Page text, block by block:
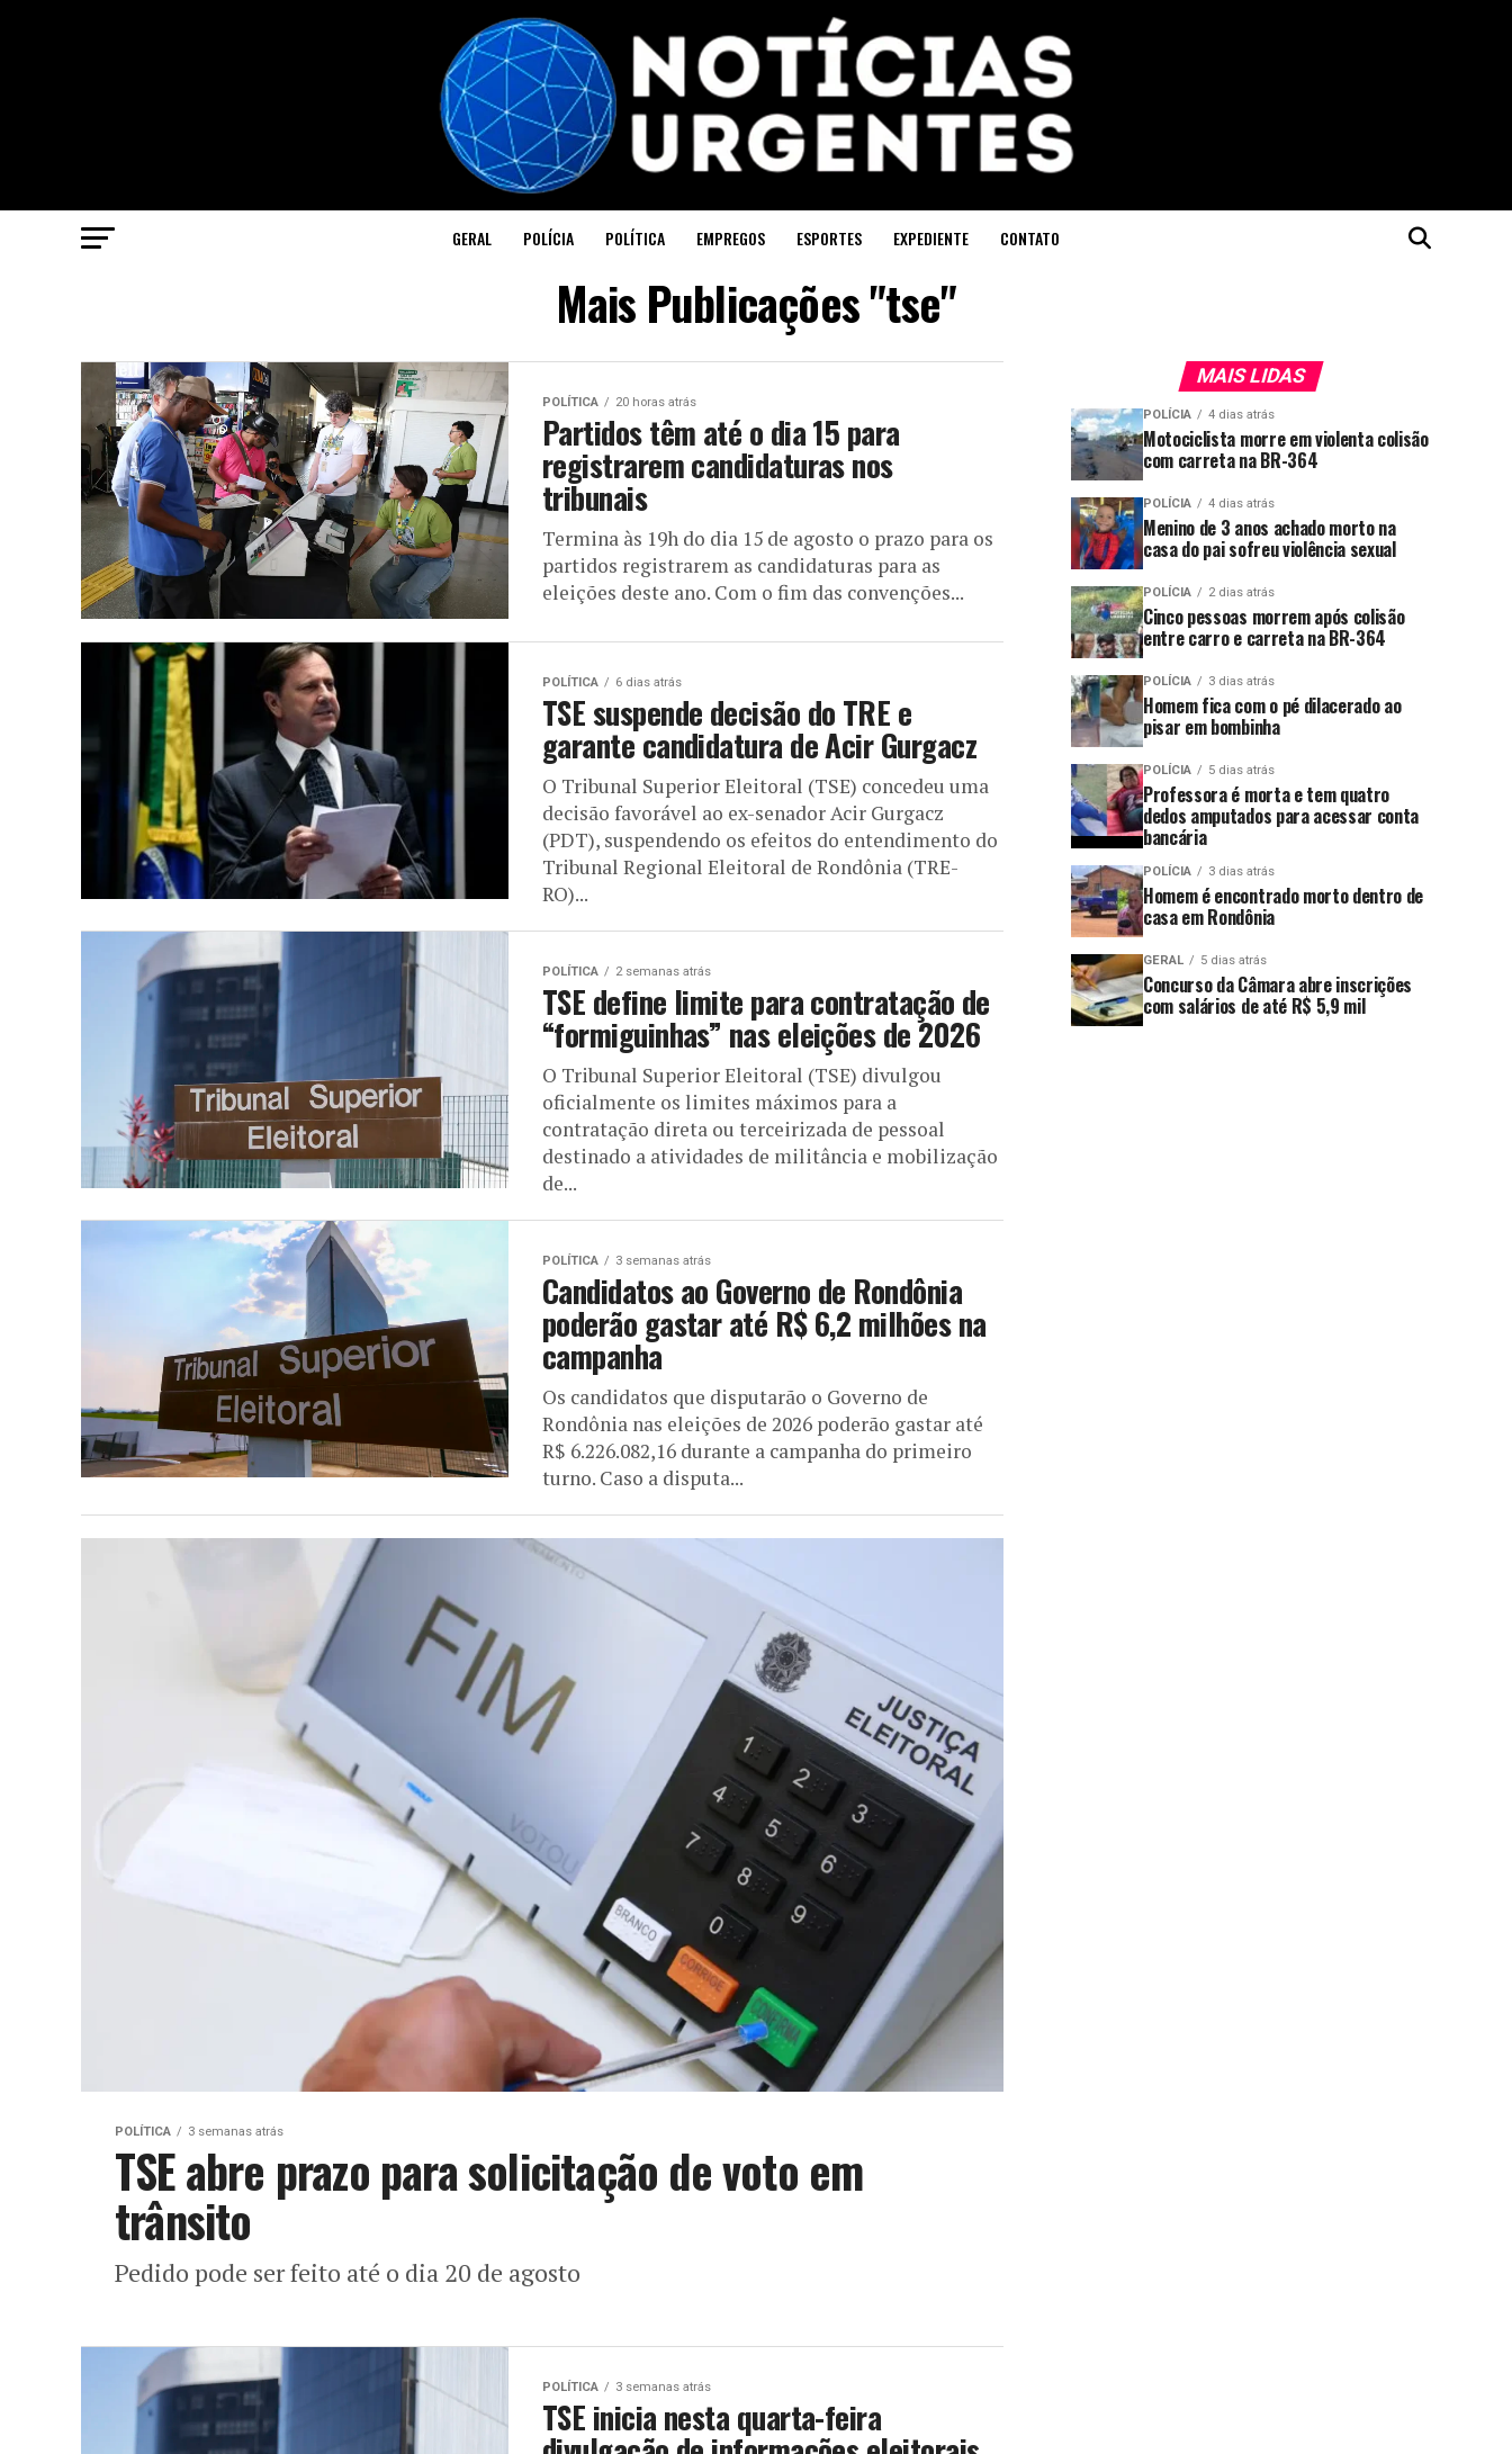
GERAL POLÍCIA POLÍTICA EMPREGOS ESPORTES EXPEDIENTE CONTATO
Mais Publicações "tse"
POLÍTICA 20 horas atrás
Partidos têm até o dia 15 para
registrarem candidaturas nos
tribunais
Termina às 19h do dia 15 de agosto o prazo para os
partidos registrarem as candidaturas para as
eleições deste ano. Com o fim das convenções...
POLÍTICA 6 dias atrás
TSE suspende decisão do TRE e
garante candidatura de Acir Gurgacz
O Tribunal Superior Eleitoral (TSE) concedeu uma
decisão favorável ao ex-senador Acir Gurgacz
(PDT), suspendendo os efeitos do entendimento do
Tribunal Regional Eleitoral de Rondônia (TRE-
RO)...
POLÍTICA 2 semanas atrás
TSE define limite para contratação de
“formiguinhas” nas eleições de 2026
O Tribunal Superior Eleitoral (TSE) divulgou
oficialmente os limites máximos para a
contratação direta ou terceirizada de pessoal
destinado a atividades de militância e mobilização
de...
POLÍTICA 3 semanas atrás
Candidatos ao Governo de Rondônia
poderão gastar até R$ 6,2 milhões na
campanha
Os candidatos que disputarão o Governo de
Rondônia nas eleições de 2026 poderão gastar até
R$ 6.226.082,16 durante a campanha do primeiro
turno. Caso a disputa...
POLÍTICA 3 semanas atrás
TSE abre prazo para solicitação de voto em
trânsito
Pedido pode ser feito até o dia 20 de agosto
POLÍTICA 3 semanas atrás
TSE inicia nesta quarta-feira
MAIS LIDAS
POLÍCIA 4 dias atrás
Motociclista morre em violenta colisão
com carreta na BR-364
POLÍCIA 4 dias atrás
Menino de 3 anos achado morto na
casa do pai sofreu violência sexual
POLÍCIA 2 dias atrás
Cinco pessoas morrem após colisão
entre carro e carreta na BR-364
POLÍCIA 3 dias atrás
Homem fica com o pé dilacerado ao
pisar em bombinha
POLÍCIA 5 dias atrás
Professora é morta e tem quatro
dedos amputados para acessar conta
bancária
POLÍCIA 3 dias atrás
Homem é encontrado morto dentro de
casa em Rondônia
GERAL 5 dias atrás
Concurso da Câmara abre inscrições
com salários de até R$ 5,9 mil